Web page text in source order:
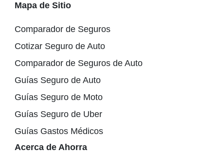
Mapa de Sitio
Comparador de Seguros
Cotizar Seguro de Auto
Comparador de Seguros de Auto
Guías Seguro de Auto
Guías Seguro de Moto
Guías Seguro de Uber
Guías Gastos Médicos
Acerca de Ahorra